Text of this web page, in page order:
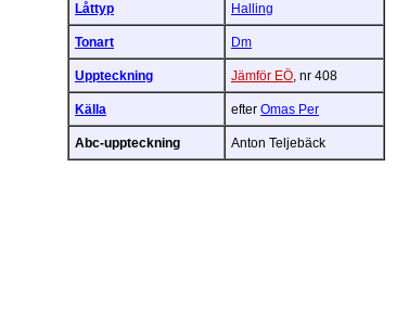
Låttyp Halling
Tonart Dm
Uppteckning Jämför EÖ , nr 408
Källa efter Omas Per
Abc-uppteckning Anton Teljebäck